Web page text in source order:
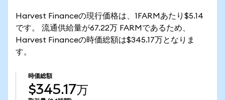
Harvest Financeの現行価格は、1FARMあたり$5.14
です。 流通供給量が67.22万 FARMであるため、
Harvest Financeの時価総額は$345.17万となりま
す。
時価総額
$345.17万